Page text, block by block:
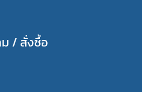
/ สั่งซื้อ